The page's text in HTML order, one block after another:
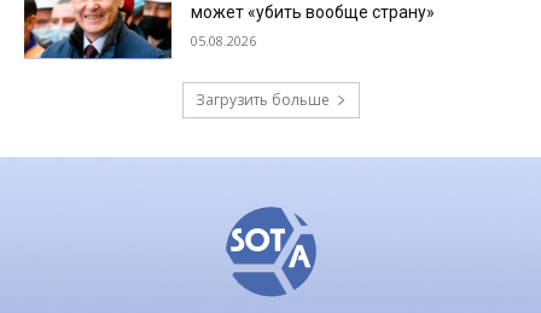
может «убить вообще страну»
05.08.2026
Загрузить больше